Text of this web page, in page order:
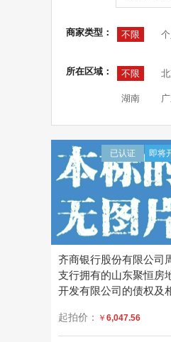
商家类型： 不限
所在区域： 不限
湖南
即将
已认证
齐商银行股份有限公司
支行拥有的山东聚恒房
开发有限公司的债权及
起拍价： ￥ 6,047.56